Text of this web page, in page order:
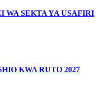
WA SEKTA YA USAFIRI
KWA RUTO 2027